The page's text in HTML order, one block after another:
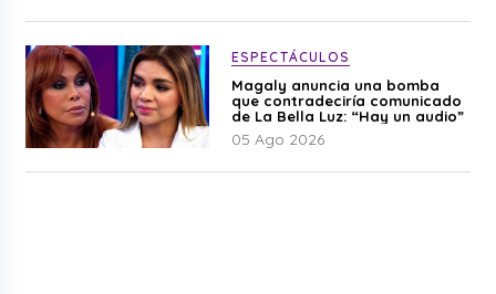
ESPECTÁCULOS
Magaly anuncia una bomba
que contradeciría comunicado
de La Bella Luz: “Hay un audio”
05 Ago 2026